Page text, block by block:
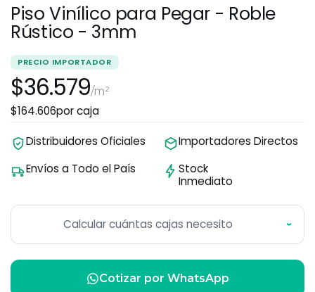
Piso Vinílico para Pegar - Roble
Rústico - 3mm
PRECIO IMPORTADOR
$36.579/m²
$164.606por caja
Distribuidores Oficiales
Importadores Directos
Envíos a Todo el País
Stock
Inmediato
Calcular cuántas cajas necesito ›
Cotizar por WhatsApp